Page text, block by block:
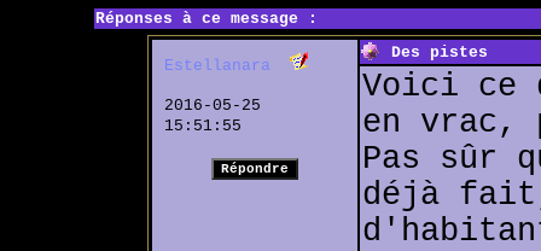
Réponses à ce message :
Estellanara
2016-05-25
15:51:55
Des pistes
Voici ce
en vrac,
Pas sûr
déjà fait,